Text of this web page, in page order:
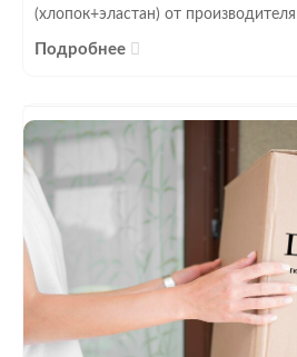
(хлопок+эластан) от производителя
Подробнее